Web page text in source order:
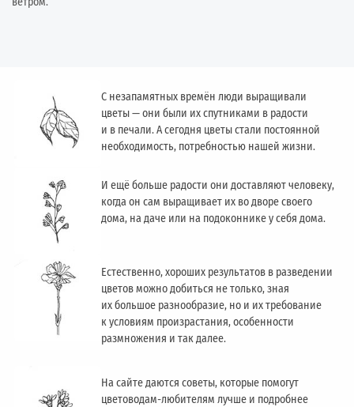
С незапамятных времён люди выращивали
цветы — они были их спутниками в радости
и в печали. А сегодня цветы стали постоянной
необходимость, потребностью нашей жизни.
И ещё больше радости они доставляют человеку,
когда он сам выращивает их во дворе своего
дома, на даче или на подоконнике у себя дома.
Естественно, хороших результатов в разведении
цветов можно добиться не только, зная
их большое разнообразие, но и их требование
к условиям произрастания, особенности
размножения и так далее.
На сайте даются советы, которые помогут
цветоводам-любителям лучше и подробнее